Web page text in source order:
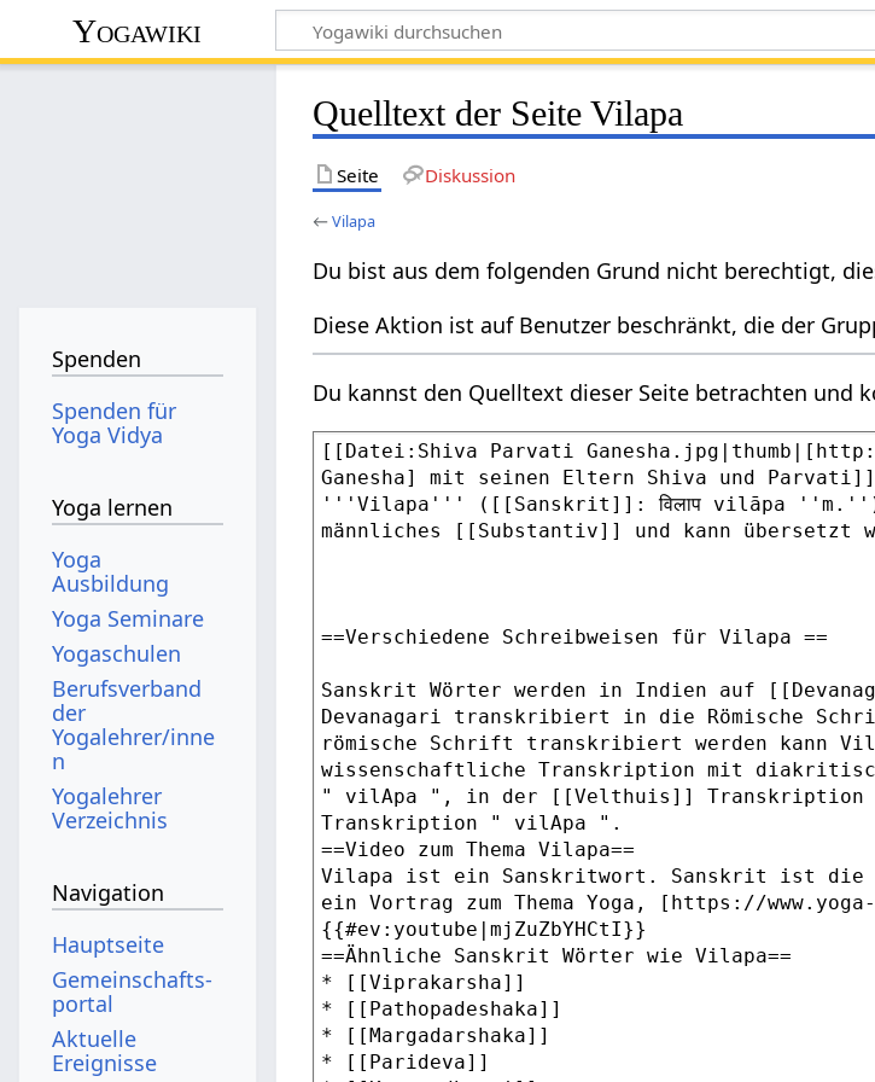
Yogawiki
Quelltext der Seite Vilapa
Seite Diskussion
←Vilapa
Du bist aus dem folgenden Grund nicht berechtigt,
Diese Aktion ist auf Benutzer beschränkt, die der
Du kannst den Quelltext dieser Seite betrachten und
Spenden
Spenden für
Yoga Vidya
Yoga lernen
Yoga
Ausbildung
Yoga Seminare
Yogaschulen
Berufsverband
der
Yogalehrer/inne
n
Yogalehrer
Verzeichnis
Navigation
Hauptseite
Gemeinschafts­
portal
Aktuelle
Ereignisse